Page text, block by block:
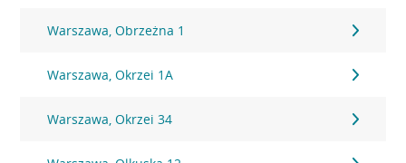
Warszawa, Obrzeżna 1
Warszawa, Okrzei 1A
Warszawa, Okrzei 34